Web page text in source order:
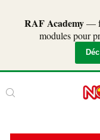
RAF Academy—
modules pour